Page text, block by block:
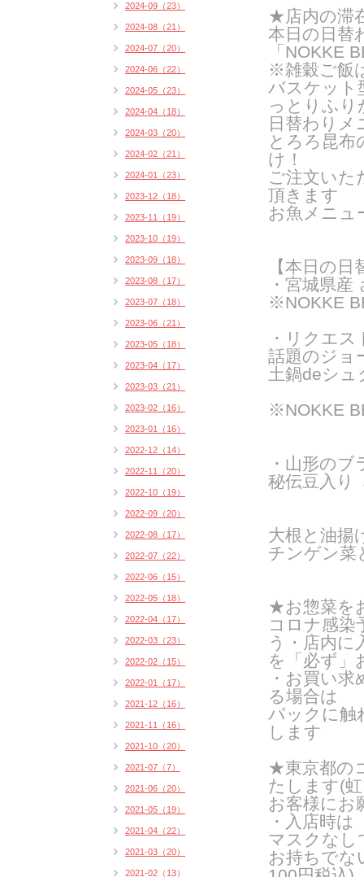
★店内の滞
本日の日替
「NOKKE
※雑穀ご飯
バスケット
っとりふり
日替わりメ
とろろ昆布
け！
ご注文いた
頂きます
お魚メニュ
【本日の
・宮城県
※NOKKE
・リクエ
話題のジョ
土鍋deシュ
※NOKKE
・山形のブ
秘伝豆入り
大根と油揚
チンゲン菜
★お惣菜を
コロナ感染
う・店内に
を「必ず」
・お買い
る場合は
パックに触
します
★東京都の
たします(
お客様にお
・入店時
マスクなし
お持ちでな
2024-09（23）
2024-08（21）
2024-07（20）
2024-06（22）
2024-05（23）
2024-04（18）
2024-03（20）
2024-02（21）
2024-01（23）
2023-12（18）
2023-11（19）
2023-10（19）
2023-09（18）
2023-08（17）
2023-07（18）
2023-06（21）
2023-05（18）
2023-04（17）
2023-03（21）
2023-02（16）
2023-01（16）
2022-12（14）
2022-11（20）
2022-10（19）
2022-09（20）
2022-08（17）
2022-07（22）
2022-06（15）
2022-05（18）
2022-04（17）
2022-03（23）
2022-02（15）
2022-01（17）
2021-12（16）
2021-11（16）
2021-10（20）
2021-07（7）
2021-06（20）
2021-05（19）
2021-04（22）
2021-03（20）
2021-02（13）